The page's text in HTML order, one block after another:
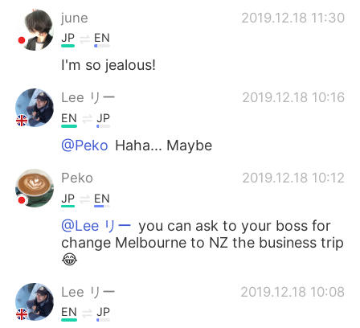
june 2019.12.18 11:30
JP EN
I'm so jealous!
Lee リー 2019.12.18 10:16
EN JP
@Peko Haha... Maybe
Peko 2019.12.18 10:12
JP EN
@Lee リー you can ask to your boss for
change Melbourne to NZ the business trip
😂
Lee リー 2019.12.18 10:08
EN JP